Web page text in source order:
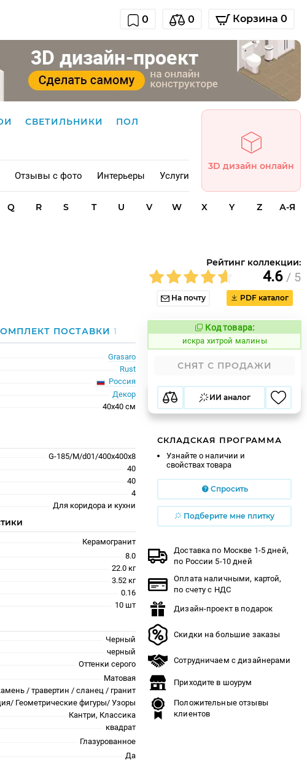
0 0 Корзина 0
СВЕТИЛЬНИКИ ПОЛ
Отзывы с фото Интерьеры Услуги
3D дизайн онлайн
Q R S T U V W X Y Z А-Я
Рейтинг коллекции:
4.6 / 5
На почту PDF каталог
ПОСТАВКИ1
Grasaro
Rust
Россия
Декор
40x40 см
G-185/M/d01/400x400x8
40
40
4
Для коридора и кухни
Керамогранит
8.0
22.0 кг
3.52 кг
0.16
10 шт
Черный
черный
Оттенки серого
Матовая
/ травертин / сланец / гранит
Геометрические фигуры/ Узоры
Кантри, Классика
квадрат
Глазурованное
Да
Код товара:
607796 Код товара:
искра хитрой малины
СНЯТ С ПРОДАЖИ
ИИ аналог
СКЛАДСКАЯ ПРОГРАММА
Узнайте о наличии и
свойствах товара
Спросить
Подберите мне плитку
Доставка по Москве 1-5 дней,
по России 5-10 дней
Оплата наличными, картой,
по счету с НДС
Дизайн-проект в подарок
Скидки на большие заказы
Сотрудничаем с дизайнерами
Приходите в шоурум
Положительные отзывы
клиентов